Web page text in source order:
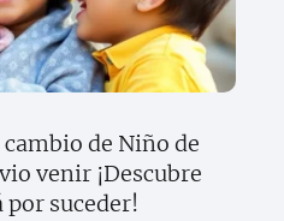
de Niño de
venir ¡Descubre
por suceder!